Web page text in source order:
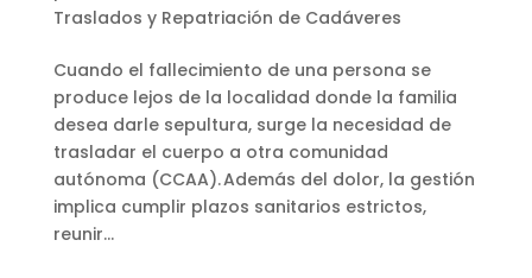
Traslados y Repatriación de Cadáveres
Cuando el fallecimiento de una persona se
produce lejos de la localidad donde la familia
desea darle sepultura, surge la necesidad de
trasladar el cuerpo a otra comunidad
autónoma (CCAA). Además del dolor, la gestión
implica cumplir plazos sanitarios estrictos,
reunir...